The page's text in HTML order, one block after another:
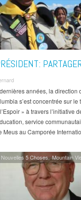
années, la direction
s’est concentrée sur le
» à travers l’initiative
service
Meus au Camporée
Nouvelles 5 Choses Mountain